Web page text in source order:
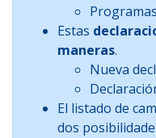
Estas
maneras.
Nueva
El listado de
dos